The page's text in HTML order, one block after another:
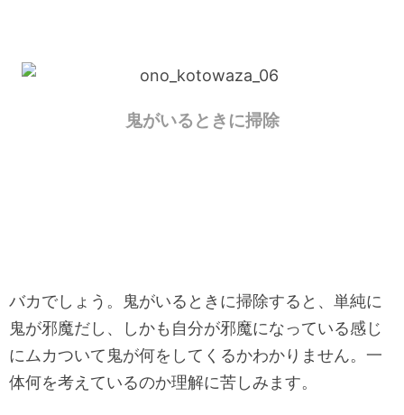
鬼がいるときに掃除
バカでしょう。鬼がいるときに掃除すると、単純に
鬼が邪魔だし、しかも自分が邪魔になっている感じ
にムカついて鬼が何をしてくるかわかりません。一
体何を考えているのか理解に苦しみます。